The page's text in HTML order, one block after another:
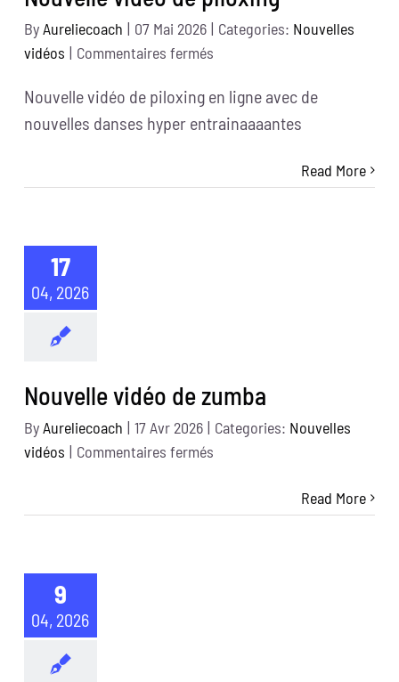
ByAureliecoach | 07 Mai 2026 | Categories: Nouvelles
vidéos | Commentaires ferméssur
vidéo
de
Nouvelle vidéo de piloxing en ligne avec de
nouvelles danses hyper entrainaaaantes
Read More
17
04, 2026
Nouvelle vidéo de zumba
ByAureliecoach | 17 Avr 2026 | Categories: Nouvelles
vidéos | Commentaires ferméssur
Read More
9
04, 2026